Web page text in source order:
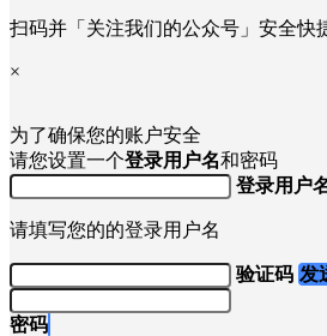
扫码并「关注我们的公众号」安全快
×
为了确保您的账户安全
请您设置一个登录用户名和密码
登录用户
请填写您的的登录用户名
验证码 发
密码